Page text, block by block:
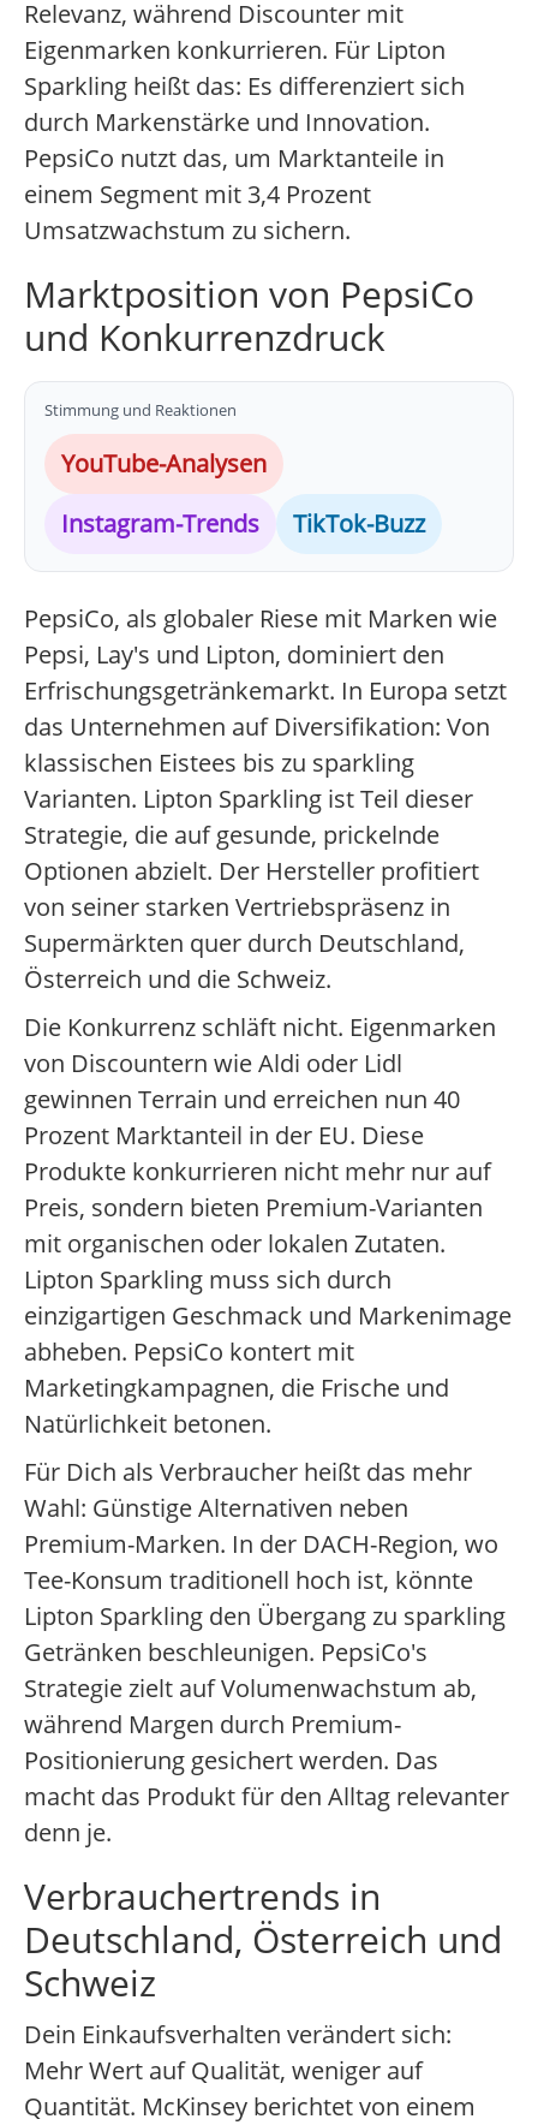
Relevanz, während Discounter mit
Eigenmarken konkurrieren. Für Lipton
Sparkling heißt das: Es differenziert sich
durch Markenstärke und Innovation.
PepsiCo nutzt das, um Marktanteile in
einem Segment mit 3,4 Prozent
Umsatzwachstum zu sichern.
Marktposition von PepsiCo
und Konkurrenzdruck
Stimmung und Reaktionen
YouTube-Analysen
Instagram-Trends
TikTok-Buzz
PepsiCo, als globaler Riese mit Marken wie
Pepsi, Lay's und Lipton, dominiert den
Erfrischungsgetränkemarkt. In Europa setzt
das Unternehmen auf Diversifikation: Von
klassischen Eistees bis zu sparkling
Varianten. Lipton Sparkling ist Teil dieser
Strategie, die auf gesunde, prickelnde
Optionen abzielt. Der Hersteller profitiert
von seiner starken Vertriebspräsenz in
Supermärkten quer durch Deutschland,
Österreich und die Schweiz.
Die Konkurrenz schläft nicht. Eigenmarken
von Discountern wie Aldi oder Lidl
gewinnen Terrain und erreichen nun 40
Prozent Marktanteil in der EU. Diese
Produkte konkurrieren nicht mehr nur auf
Preis, sondern bieten Premium-Varianten
mit organischen oder lokalen Zutaten.
Lipton Sparkling muss sich durch
einzigartigen Geschmack und Markenimage
abheben. PepsiCo kontert mit
Marketingkampagnen, die Frische und
Natürlichkeit betonen.
Für Dich als Verbraucher heißt das mehr
Wahl: Günstige Alternativen neben
Premium-Marken. In der DACH-Region, wo
Tee-Konsum traditionell hoch ist, könnte
Lipton Sparkling den Übergang zu sparkling
Getränken beschleunigen. PepsiCo's
Strategie zielt auf Volumenwachstum ab,
während Margen durch Premium-
Positionierung gesichert werden. Das
macht das Produkt für den Alltag relevanter
denn je.
Verbrauchertrends in
Deutschland, Österreich und
Schweiz
Dein Einkaufsverhalten verändert sich:
Mehr Wert auf Qualität, weniger auf
Quantität. McKinsey berichtet von einem